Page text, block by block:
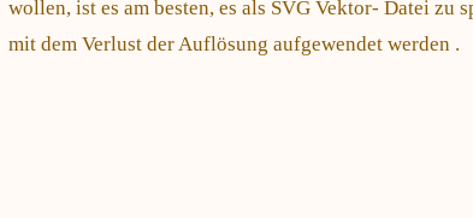
wollen, ist es am besten, es als SVG Vektor- Datei zu
mit dem Verlust der Auflösung aufgewendet werden .